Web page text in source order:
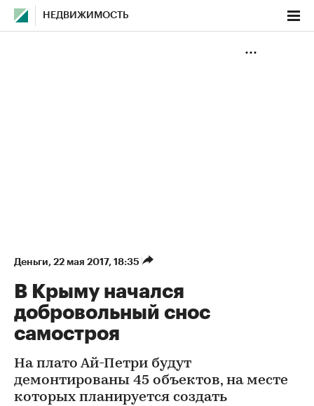
НЕДВИЖИМОСТЬ
Деньги⁠, 22 мая 2017, 18:35
В Крыму начался
добровольный снос
самостроя
На плато Ай-Петри будут
демонтированы 45 объектов, на месте
которых планируется создать